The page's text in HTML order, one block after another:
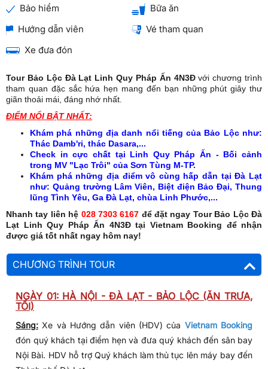
Bảo hiểm
Bữa ăn
Hướng dẫn viên
Vé tham quan
Xe đưa đón
Tour Bảo Lộc Đà Lạt Linh Quy Pháp Ấn 4N3Đvới chương trình
tham quan đặc sắc hứa hẹn mang đến bạn những phút giây thư
giãn thoải mái, đáng nhớ nhất.
ĐIỂM NỔI BẬT NHẤT:
Khám phá những địa danh nổi tiếng của Bảo Lộc như:
Thác Damb'ri, thác Dasara,...
Check in cực chất tại Linh Quy Pháp Ấn - Bối cảnh
trong MV "Lạc Trôi" của Sơn Tùng M-TP.
Khám phá những địa điểm vô cùng hấp dẫn tại Đà Lạt
như: Quảng trường Lâm Viên, Biệt điện Bảo Đại, Thung
lũng Tình Yêu, Ga Đà Lạt, chùa Linh Phước,...
Nhanh tay liên hệ 028 7303 6167 để đặt ngay Tour Bảo Lộc Đà
Lạt Linh Quy Pháp Ấn 4N3Đ tại Vietnam Booking để nhận
được giá tốt nhất ngay hôm nay!
CHƯƠNG TRÌNH TOUR
NGÀY 01: HÀ NỘI - ĐÀ LẠT - BẢO LỘC (ĂN TRƯA,
TỐI)
Sáng: Xe và Hướng dẫn viên (HDV) của Vietnam Booking
đón quý khách tại điểm hẹn và đưa quý khách đến sân bay
Nội Bài. HDV hỗ trợ Quý khách làm thủ tục lên máy bay đến